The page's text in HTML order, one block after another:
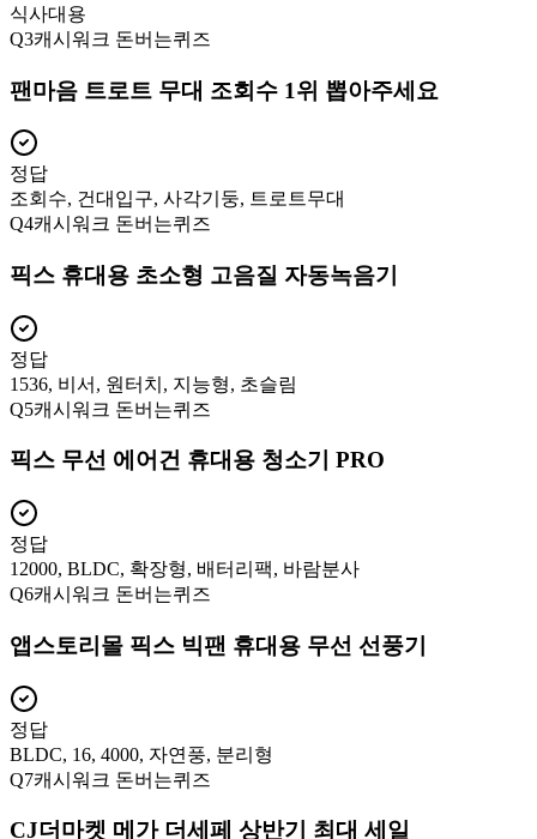
식사대용
Q3캐시워크 돈버는퀴즈
팬마음 트로트 무대 조회수 1위 뽑아주세요
정답
조회수, 건대입구, 사각기둥, 트로트무대
Q4캐시워크 돈버는퀴즈
픽스 휴대용 초소형 고음질 자동녹음기
정답
1536, 비서, 원터치, 지능형, 초슬림
Q5캐시워크 돈버는퀴즈
픽스 무선 에어건 휴대용 청소기 PRO
정답
12000, BLDC, 확장형, 배터리팩, 바람분사
Q6캐시워크 돈버는퀴즈
앱스토리몰 픽스 빅팬 휴대용 무선 선풍기
정답
BLDC, 16, 4000, 자연풍, 분리형
Q7캐시워크 돈버는퀴즈
CJ더마켓 메가 더세페 상반기 최대 세일